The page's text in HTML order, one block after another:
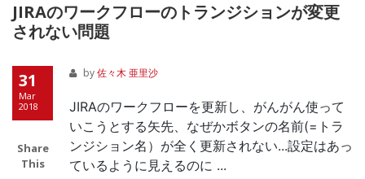
JIRAのワークフローのトランジションが変更
されない問題
31
Mar
2018
Share
This
by佐々木 亜里沙
JIRAのワークフローを更新し、がんがん使って
いこうとする矢先、なぜかボタンの名前(=トラ
ンジション名）が全く更新されない...設定はあっ
ているように見えるのに ...